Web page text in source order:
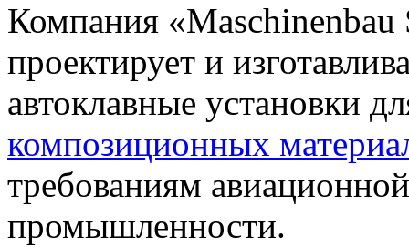
Компания «Maschinenbau
проектирует и
автоклавные установки
композиционных
требованиям
промышленности.